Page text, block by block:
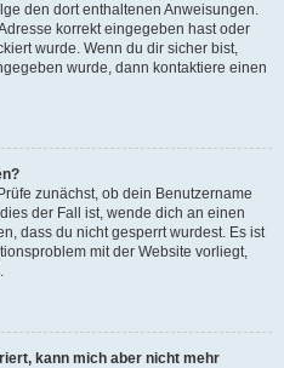
den dort enthaltenen Anweisungen.
korrekt eingegeben hast oder
wurde. Wenn du dir sicher bist,
wurde, dann kontaktiere einen
zunächst, ob dein Benutzername
der Fall ist, wende dich an einen
dass du nicht gesperrt wurdest. Es ist
mit der Website vorliegt,
kann mich aber nicht mehr